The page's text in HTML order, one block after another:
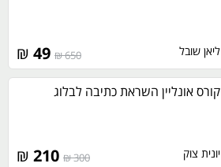
ליאן שובל 650 ₪
₪
קורס אונליין השראת כתיבה לבלוג
יונית צוק 300 ₪
₪